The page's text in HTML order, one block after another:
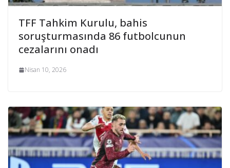
TFF Tahkim Kurulu, bahis
soruşturmasında 86 futbolcunun
cezalarını onadı
Nisan 10, 2026